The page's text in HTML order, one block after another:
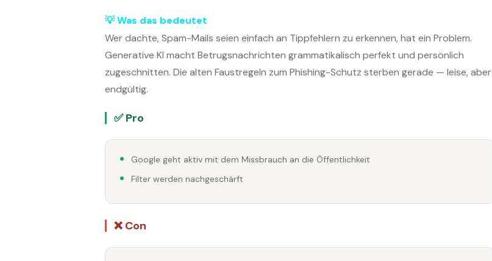
💡 Was das bedeutet
Wer dachte, Spam-Mails seien einfach an Tippfehlern zu erkennen, hat ein Problem.
Generative KI macht Betrugsnachrichten grammatikalisch perfekt und persönlich
zugeschnitten. Die alten Faustregeln zum Phishing-Schutz sterben gerade — leise, aber
endgültig.
✅ Pro
Google geht aktiv mit dem Missbrauch an die Öffentlichkeit
Filter werden nachgeschärft
❌ Con